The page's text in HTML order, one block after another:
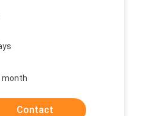
month
Contact